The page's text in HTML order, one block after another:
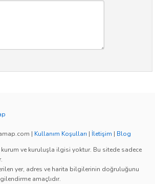
| Kullanım Koşulları | İletişim | Blog
ve kuruluşla ilgisi yoktur. Bu sitede sadece
yer, adres ve harita bilgilerinin doğruluğunu
amaçlıdır.